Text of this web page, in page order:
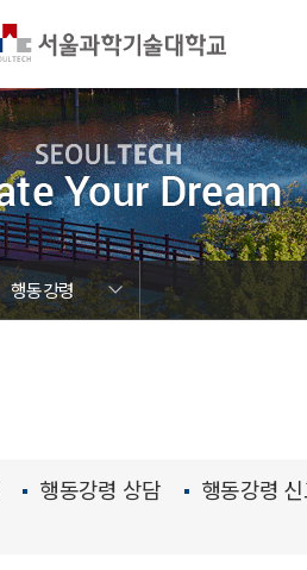
행동강령
대학정보알림
정보공개
정보서비스안내
온라인민원센터
청렴행정
갑질신고센터
유실물 센터
SEOULTECH광장
부패방지
행동강령
청탁금지법
공익신고
청렴·감사자료
행동강령 상담
행동강령